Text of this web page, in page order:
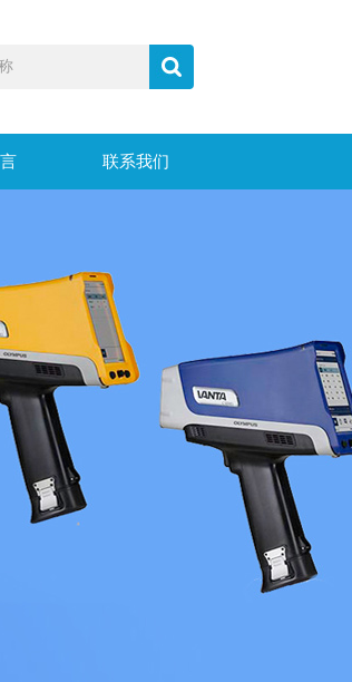
联系我们